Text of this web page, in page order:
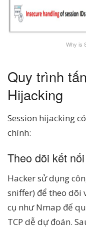
Why is
Quy trình
Hijacking
Session hijacking
chính:
Theo dõi kết nối
Hacker sử dụng
sniffer) để theo dõi
cụ như Nmap để
TCP dễ dự đoán.